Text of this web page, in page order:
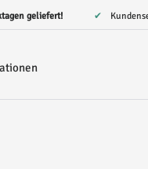
geliefert! ✔